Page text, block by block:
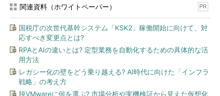
関連資料（ホワイトペーパー） PR
国税庁の次世代基幹システム「KSK2」稼働開始に向けて、対
応すべき変更点とは?
RPAとAIの違いとは? 定型業務を自動化するための具体的な活
用方法
レガシー化の壁をどう乗り越える? AI時代に向けた「インフラ
戦略」の考え方
脱VMwareに何を選ぶ? 市場分析や実機検証から見えた仮想化